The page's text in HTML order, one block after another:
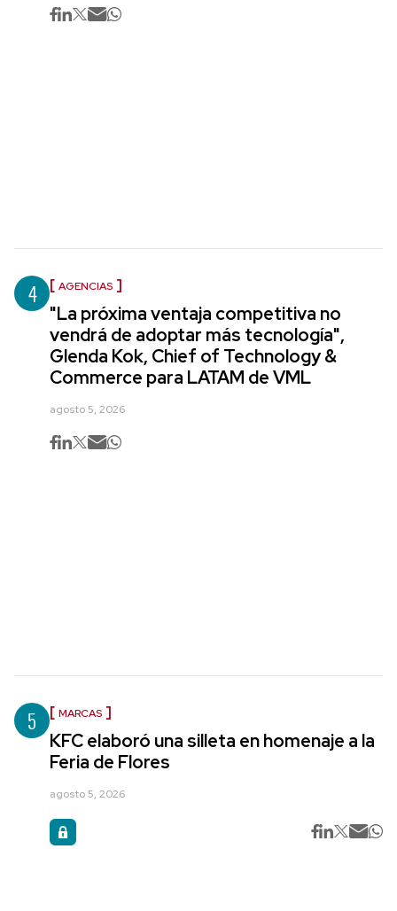
4 AGENCIAS
"La próxima ventaja competitiva no
vendrá de adoptar más tecnología",
Glenda Kok, Chief of Technology &
Commerce para LATAM de VML
agosto 5, 2026
5 MARCAS
KFC elaboró una silleta en homenaje a la
Feria de Flores
agosto 5, 2026